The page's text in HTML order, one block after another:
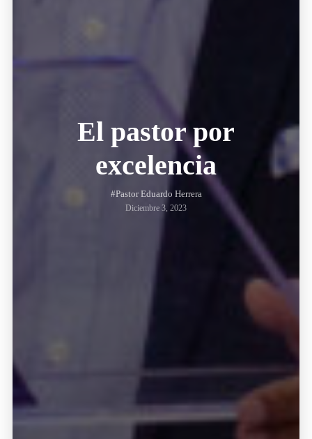
El pastor por
excelencia
#Pastor Eduardo Herrera
Diciembre 3, 2023